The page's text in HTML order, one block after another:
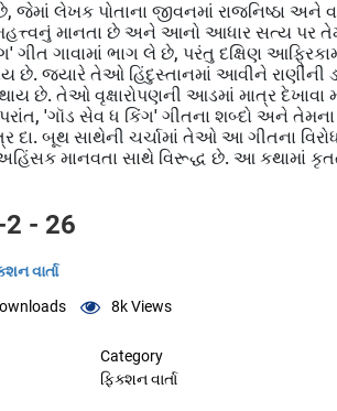
લેખક પોતાના જીવનમાં રાજનિષ્ઠા અને
મહત્ત્વનું માનતા છે અને આનો આધાર સત્ય પર
ગીત ગાવામાં ભાગ લે છે, પરંતુ દક્ષિણ
છે. જ્યારે તેઓ હિંદુસ્તાનમાં આવીને રાણીની
છે. તેઓ વૃક્ષારોપણની આડમાં માત્ર દેખાવા
'ગૉડ સેવ ધ કિંગ' ગીતના શબ્દો અને
દા. બૂથ સાથેની ચર્ચામાં તેઓ આ ગીતના
માનવતા સાથે વિરૂદ્ધ છે. આ કથામાં
- 26
વાર્તા
8kViews
Category
ફિક્શન વાર્તા